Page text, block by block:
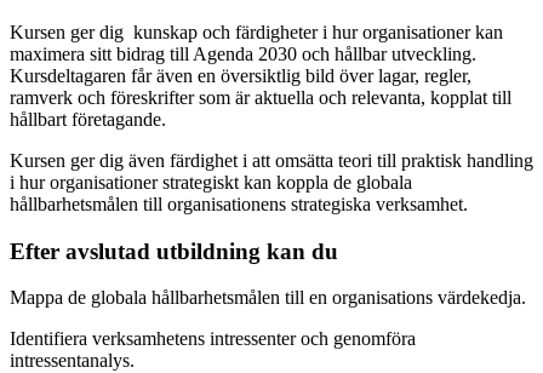
Kursen ger dig kunskap och färdigheter i hur organisationer kan
maximera sitt bidrag till Agenda 2030 och hållbar utveckling.
Kursdeltagaren får även en översiktlig bild över lagar, regler,
ramverk och föreskrifter som är aktuella och relevanta, kopplat till
hållbart företagande.
Kursen ger dig även färdighet i att omsätta teori till praktisk handling
i hur organisationer strategiskt kan koppla de globala
hållbarhetsmålen till organisationens strategiska verksamhet.
Efter avslutad utbildning kan du
Mappa de globala hållbarhetsmålen till en organisations värdekedja.
Identifiera verksamhetens intressenter och genomföra
intressentanalys.